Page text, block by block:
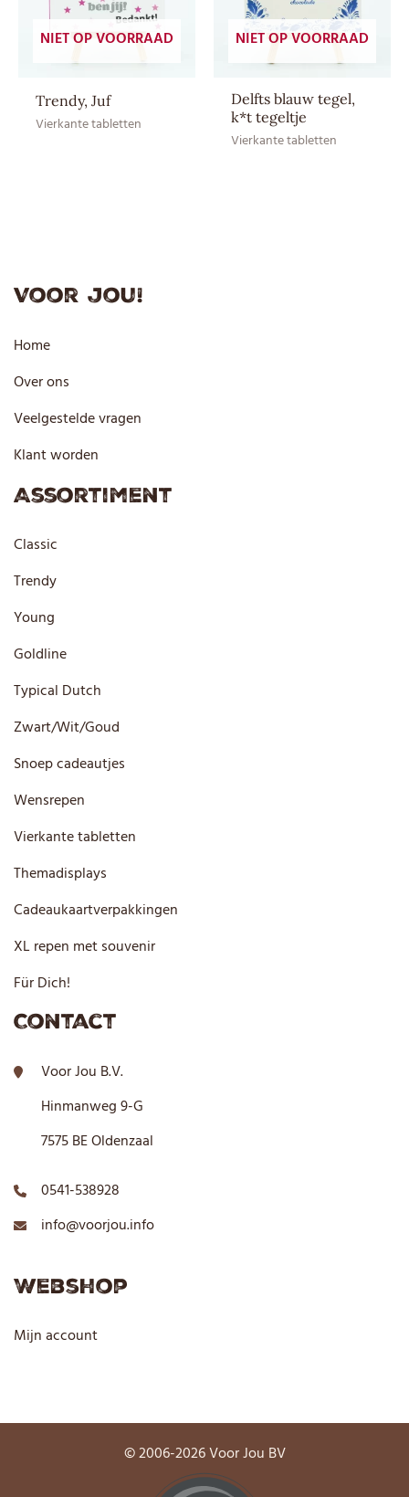
EAN CE
8717624837821
EAN HE
NIET OP VOORRAAD
Trendy, Juf
Vierkante tabletten
NIET OP VOORRAAD
Delfts blauw tegel,
k*t tegeltje
Vierkante tabletten
Voor jou!
Home
Over ons
Veelgestelde vragen
Klant worden
Assortiment
Classic
Trendy
Young
Goldline
Typical Dutch
Zwart/Wit/Goud
Snoep cadeautjes
Wensrepen
Vierkante tabletten
Themadisplays
Cadeaukaartverpakkingen
XL repen met souvenir
Für Dich!
Contact
Voor Jou B.V.
Hinmanweg 9-G
7575 BE Oldenzaal
0541-538928
info@voorjou.info
Webshop
Mijn account
© 2006-2026 Voor Jou BV